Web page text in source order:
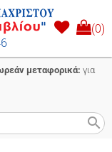
(0)
μεταφορικά: για
search